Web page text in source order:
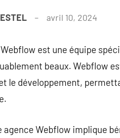
avril 10, 2024
est une équipe
beaux. Webflow
le développement,
agence Webflow implique